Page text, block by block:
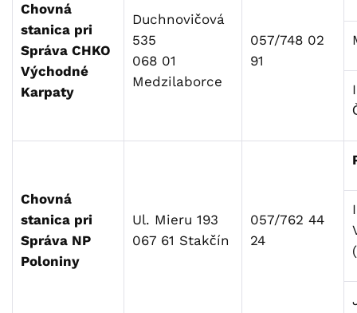
Chovná
stanica pri
Správa CHKO
Východné
Karpaty
Duchnovičová
535
068 01
Medzilaborce
057/748 02
91
Chovná
stanica pri
Správa NP
Poloniny
Ul. Mieru 193
067 61 Stakčín
057/762 44
24